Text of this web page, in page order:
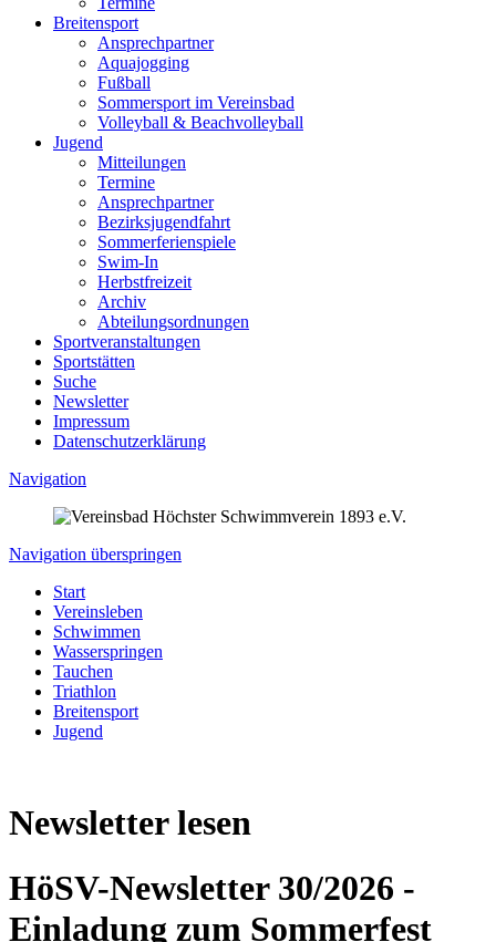
Breitensport
Ansprechpartner
Aquajogging
Fußball
Sommersport im Vereinsbad
Volleyball & Beachvolleyball
Jugend
Mitteilungen
Termine
Ansprechpartner
Bezirksjugendfahrt
Sommerferienspiele
Swim-In
Herbstfreizeit
Archiv
Abteilungsordnungen
Sportveranstaltungen
Sportstätten
Suche
Newsletter
Impressum
Datenschutzerklärung
Navigation
Navigation überspringen
Start
Vereinsleben
Schwimmen
Wasserspringen
Tauchen
Triathlon
Breitensport
Jugend
Newsletter lesen
HöSV-Newsletter 30/2026 -
Einladung zum Sommerfest